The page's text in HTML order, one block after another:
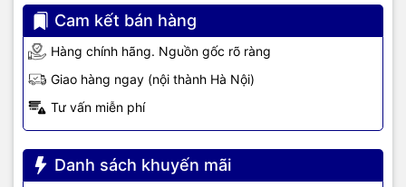
Cam kết bán hàng
Hàng chính hãng. Nguồn gốc rõ ràng
Giao hàng ngay (nội thành Hà Nội)
Tư vấn miễn phí
Danh sách khuyến mãi